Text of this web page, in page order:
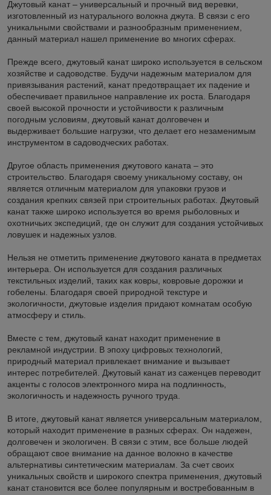
Джутовый канат – универсальный и прочный вид веревки,
изготовленный из натурального волокна джута. В связи с его
уникальными свойствами и разнообразным применением,
данный материал нашел применение во многих сферах.
Прежде всего, джутовый канат широко используется в сельском
хозяйстве и садоводстве. Будучи надежным материалом для
привязывания растений, канат предотвращает их падение и
обеспечивает правильное направление их роста. Благодаря
своей высокой прочности и устойчивости к различным
погодным условиям, джутовый канат долговечен и
выдерживает большие нагрузки, что делает его незаменимым
инструментом в садоводческих работах.
Другое область применения джутового каната – это
строительство. Благодаря своему уникальному составу, он
является отличным материалом для упаковки грузов и
создания крепких связей при строительных работах. Джутовый
канат также широко используется во время рыболовных и
охотничьих экспедиций, где он служит для создания устойчивых
ловушек и надежных узлов.
Нельзя не отметить применение джутового каната в предметах
интерьера. Он используется для создания различных
текстильных изделий, таких как ковры, ковровые дорожки и
гобелены. Благодаря своей природной текстуре и
экологичности, джутовые изделия придают комнатам особую
атмосферу и стиль.
Вместе с тем, джутовый канат находит применение в
рекламной индустрии. В эпоху цифровых технологий,
природный материал привлекает внимание и вызывает
интерес потребителей. Джутовый канат из саженцев переводит
акценты с голосов электронного мира на подлинность,
экологичность и надежность ручного труда.
В итоге, джутовый канат является универсальным материалом,
который находит применение в разных сферах. Он надежен,
долговечен и экологичен. В связи с этим, все больше людей
обращают свое внимание на данное волокно в качестве
альтернативы синтетическим материалам. За счет своих
уникальных свойств и широкого спектра применения, джутовый
канат становится все более популярным и востребованным в